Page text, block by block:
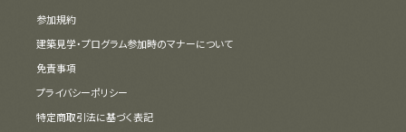
参加規約
建築見学・プログラム参加時のマナーについて
免責事項
プライバシーポリシー
特定商取引法に基づく表記